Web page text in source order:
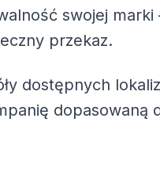
swojej marki
przekaz.
dostępnych
dopasowaną